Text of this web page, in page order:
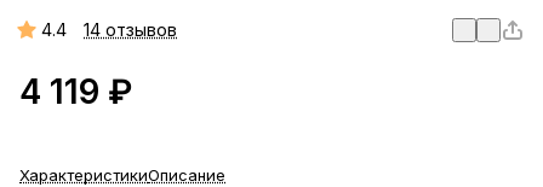
4.4 14 отзывов
4 119 ₽
ХарактеристикиОписание